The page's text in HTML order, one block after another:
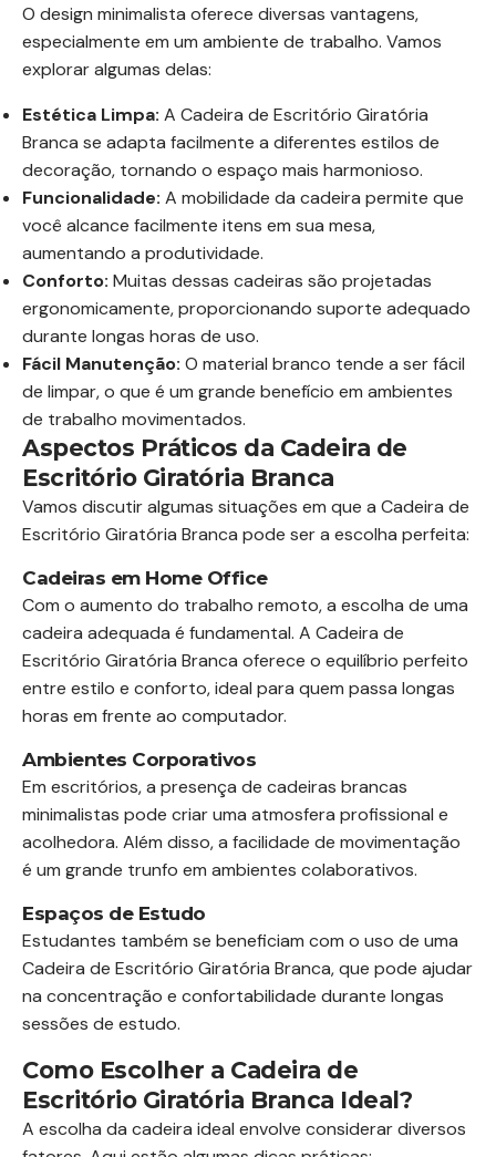
O design minimalista oferece diversas vantagens,
especialmente em um ambiente de trabalho. Vamos
explorar algumas delas:
Estética Limpa: A Cadeira de Escritório Giratória
Branca se adapta facilmente a diferentes estilos de
decoração, tornando o espaço mais harmonioso.
Funcionalidade: A mobilidade da cadeira permite que
você alcance facilmente itens em sua mesa,
aumentando a produtividade.
Conforto: Muitas dessas cadeiras são projetadas
ergonomicamente, proporcionando suporte adequado
durante longas horas de uso.
Fácil Manutenção: O material branco tende a ser fácil
de limpar, o que é um grande benefício em ambientes
de trabalho movimentados.
Aspectos Práticos da Cadeira de
Escritório Giratória Branca
Vamos discutir algumas situações em que a Cadeira de
Escritório Giratória Branca pode ser a escolha perfeita:
Cadeiras em Home Office
Com o aumento do trabalho remoto, a escolha de uma
cadeira adequada é fundamental. A Cadeira de
Escritório Giratória Branca oferece o equilíbrio perfeito
entre estilo e conforto, ideal para quem passa longas
horas em frente ao computador.
Ambientes Corporativos
Em escritórios, a presença de cadeiras brancas
minimalistas pode criar uma atmosfera profissional e
acolhedora. Além disso, a facilidade de movimentação
é um grande trunfo em ambientes colaborativos.
Espaços de Estudo
Estudantes também se beneficiam com o uso de uma
Cadeira de Escritório Giratória Branca, que pode ajudar
na concentração e confortabilidade durante longas
sessões de estudo.
Como Escolher a Cadeira de
Escritório Giratória Branca Ideal?
A escolha da cadeira ideal envolve considerar diversos